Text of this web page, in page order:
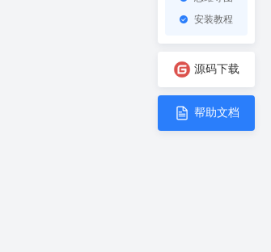
安装教程
源码下载
帮助文档